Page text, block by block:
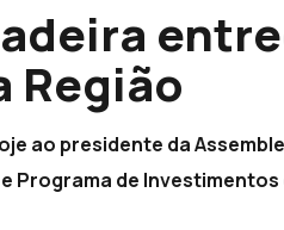
Região
ao presidente da
Programa de